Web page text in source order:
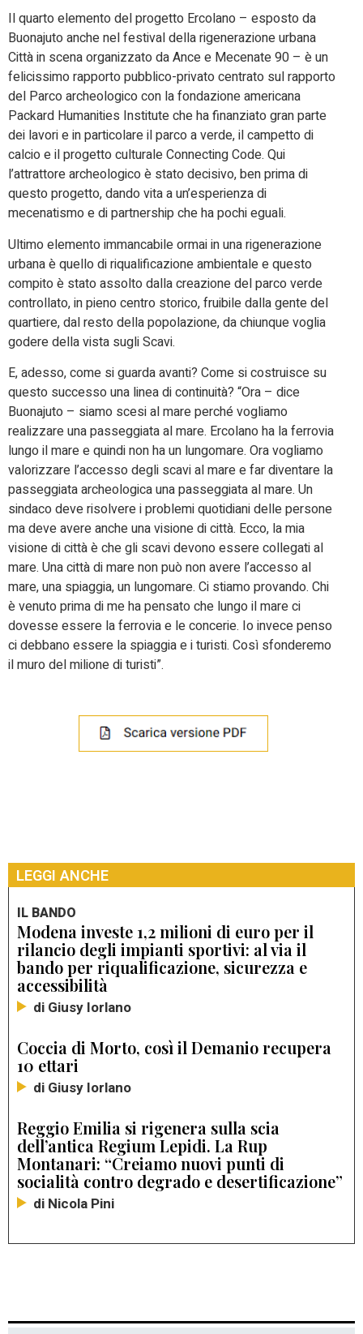
Il quarto elemento del progetto Ercolano – esposto da
Buonajuto anche nel festival della rigenerazione urbana
Città in scena organizzato da Ance e Mecenate 90 – è un
felicissimo rapporto pubblico-privato centrato sul rapporto
del Parco archeologico con la fondazione americana
Packard Humanities Institute che ha finanziato gran parte
dei lavori e in particolare il parco a verde, il campetto di
calcio e il progetto culturale Connecting Code. Qui
l’attrattore archeologico è stato decisivo, ben prima di
questo progetto, dando vita a un’esperienza di
mecenatismo e di partnership che ha pochi eguali.
Ultimo elemento immancabile ormai in una rigenerazione
urbana è quello di riqualificazione ambientale e questo
compito è stato assolto dalla creazione del parco verde
controllato, in pieno centro storico, fruibile dalla gente del
quartiere, dal resto della popolazione, da chiunque voglia
godere della vista sugli Scavi.
E, adesso, come si guarda avanti? Come si costruisce su
questo successo una linea di continuità? “Ora – dice
Buonajuto – siamo scesi al mare perché vogliamo
realizzare una passeggiata al mare. Ercolano ha la ferrovia
lungo il mare e quindi non ha un lungomare. Ora vogliamo
valorizzare l’accesso degli scavi al mare e far diventare la
passeggiata archeologica una passeggiata al mare. Un
sindaco deve risolvere i problemi quotidiani delle persone
ma deve avere anche una visione di città. Ecco, la mia
visione di città è che gli scavi devono essere collegati al
mare. Una città di mare non può non avere l’accesso al
mare, una spiaggia, un lungomare. Ci stiamo provando. Chi
è venuto prima di me ha pensato che lungo il mare ci
dovesse essere la ferrovia e le concerie. Io invece penso
ci debbano essere la spiaggia e i turisti. Così sfonderemo
il muro del milione di turisti”.
LEGGI ANCHE
IL BANDO
Modena investe 1,2 milioni di euro per il
rilancio degli impianti sportivi: al via il
bando per riqualificazione, sicurezza e
accessibilità
di Giusy Iorlano
Coccia di Morto, così il Demanio recupera
10 ettari
di Giusy Iorlano
Reggio Emilia si rigenera sulla scia
dell’antica Regium Lepidi. La Rup
Montanari: “Creiamo nuovi punti di
socialità contro degrado e desertificazione”
di Nicola Pini